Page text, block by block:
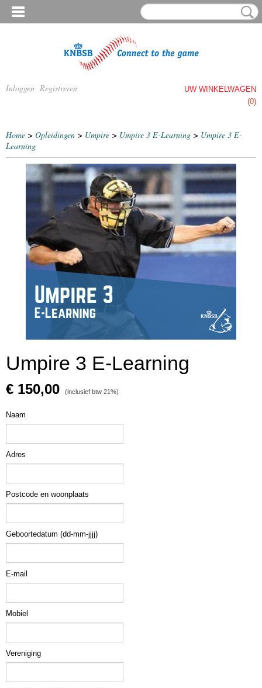
Inloggen Registreren
UW WINKELWAGEN
(0)
Home > Opleidingen > Umpire > Umpire 3 E-Learning > Umpire 3 E-
Learning
Umpire 3 E-Learning
€ 150,00 (inclusief btw 21%)
Naam
Adres
Postcode en woonplaats
Geboortedatum (dd-mm-jjjj)
E-mail
Mobiel
Vereniging